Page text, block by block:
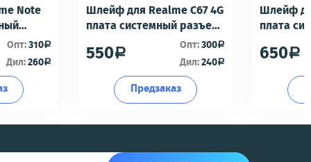
Note
-
Опт:310a
Дил:260a
Шлейф для Realme C67 4G
плата системный разъем/
разъем гарнитуры/
микрофон - Премиум
550a Опт:300a
Дил:240a
Предзаказ
Шлейф
плата
650a